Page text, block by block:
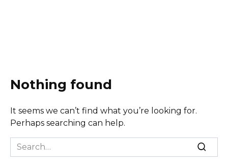
Nothing found
It seems we can’t find what you’re looking for.
Perhaps searching can help.
Search
for: